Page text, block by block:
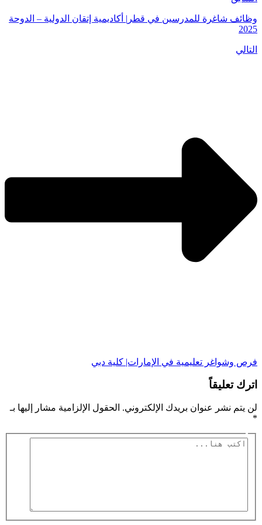
وظائف شاغرة للمدرسين في قطر| أكاديمية إتقان الدولية – الدوحة
2025
التالي
فرص وشواغر تعليمية في الإمارات| كلية دبي
اترك تعليقاً
لن يتم نشر عنوان بريدك الإلكتروني. الحقول الإلزامية مشار إليها بـ
*
اكتب